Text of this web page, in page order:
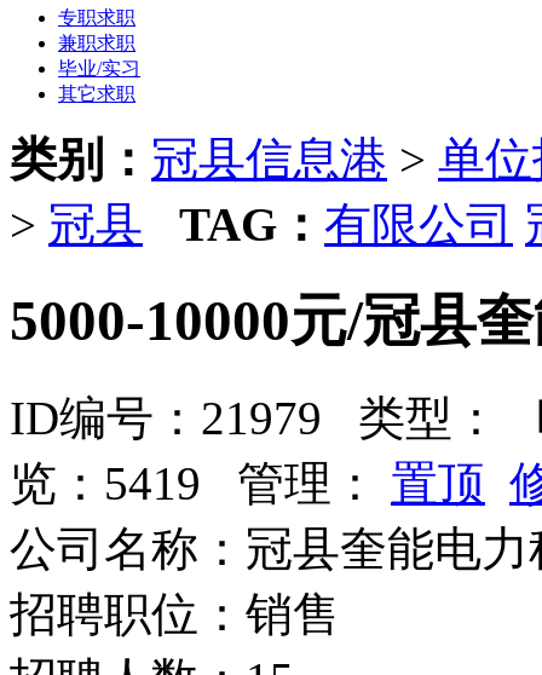
专职求职
兼职求职
毕业/实习
其它求职
类别： 冠县信息港 > 单
> 冠县 TAG： 有限公司
5000-10000元/冠县
ID编号：21979 类型：
览：5419 管理： 置顶
公司名称：冠县奎能电
招聘职位：销售